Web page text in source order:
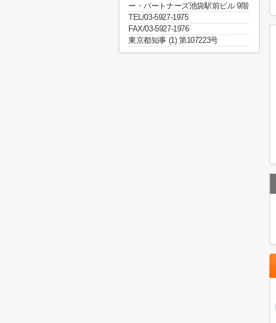
ー・パートナーズ池袋駅前ビル 9階
TEL/03-5927-1975
FAX/03-5927-1976
東京都知事 (1) 第107223号